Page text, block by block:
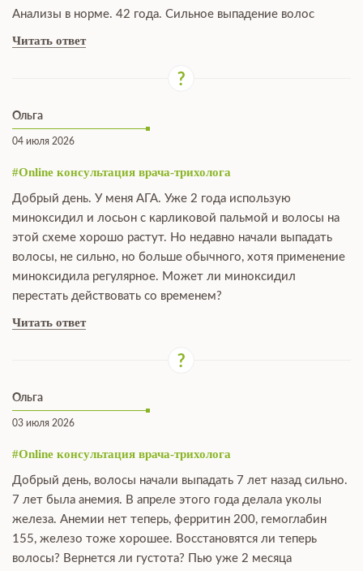
Анализы в норме. 42 года. Сильное выпадение волос
Читать ответ
Ольга
04 июля 2026
#Online консультация врача-трихолога
Добрый день. У меня АГА. Уже 2 года использую
миноксидил и лосьон с карликовой пальмой и волосы на
этой схеме хорошо растут. Но недавно начали выпадать
волосы, не сильно, но больше обычного, хотя применение
миноксидила регулярное. Может ли миноксидил
перестать действовать со временем?
Читать ответ
Ольга
03 июля 2026
#Online консультация врача-трихолога
Добрый день, волосы начали выпадать 7 лет назад сильно.
7 лет была анемия. В апреле этого года делала уколы
железа. Анемии нет теперь, ферритин 200, гемоглабин
155, железо тоже хорошее. Восстановятся ли теперь
волосы? Вернется ли густота? Пью уже 2 месяца